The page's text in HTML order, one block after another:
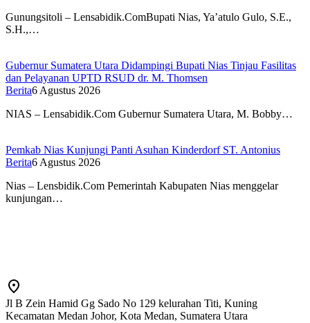
Gunungsitoli – Lensabidik.ComBupati Nias, Ya’atulo Gulo, S.E.,
S.H.,…
Gubernur Sumatera Utara Didampingi Bupati Nias Tinjau Fasilitas
dan Pelayanan UPTD RSUD dr. M. Thomsen
Berita6 Agustus 2026
NIAS – Lensabidik.Com Gubernur Sumatera Utara, M. Bobby…
Pemkab Nias Kunjungi Panti Asuhan Kinderdorf ST. Antonius
Berita6 Agustus 2026
Nias – Lensbidik.Com Pemerintah Kabupaten Nias menggelar
kunjungan…
Jl B Zein Hamid Gg Sado No 129 kelurahan Titi, Kuning
Kecamatan Medan Johor, Kota Medan, Sumatera Utara